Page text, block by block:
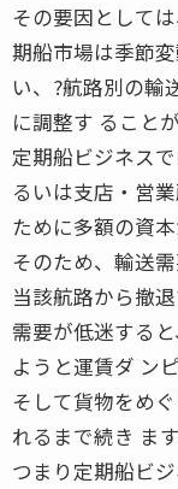
その要因として
期船市場は季節
い、?航路別の輸
に調整す ることが
定期船ビジネス
るいは支店・営
ために多額の資本
そのため、輸送
当該航路から撤
需要が低迷する
ようと運賃ダ ン
そして貨物をめ
れるまで続き ます
つまり定期船ビ